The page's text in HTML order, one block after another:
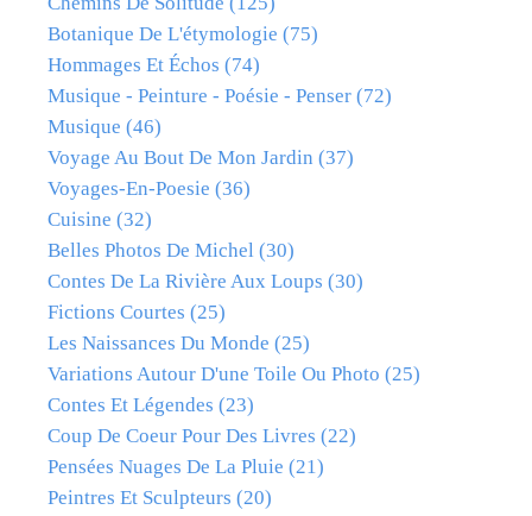
Botanique De L'étymologie (75)
Hommages Et Échos (74)
Musique - Peinture - Poésie - Penser (72)
Musique (46)
Voyage Au Bout De Mon Jardin (37)
Voyages-En-Poesie (36)
Cuisine (32)
Belles Photos De Michel (30)
Contes De La Rivière Aux Loups (30)
Fictions Courtes (25)
Les Naissances Du Monde (25)
Variations Autour D'une Toile Ou Photo (25)
Contes Et Légendes (23)
Coup De Coeur Pour Des Livres (22)
Pensées Nuages De La Pluie (21)
Peintres Et Sculpteurs (20)